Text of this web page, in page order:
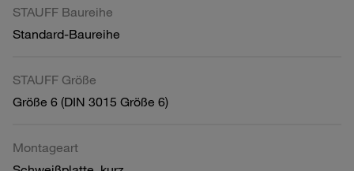
STAUFF Baureihe
Standard-Baureihe
STAUFF Größe
Größe 6 (DIN 3015 Größe 6)
Montageart